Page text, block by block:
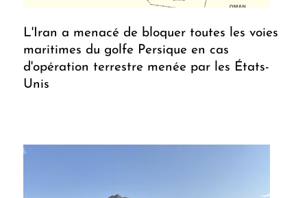
L'Iran a menacé de bloquer toutes les voies
maritimes du golfe Persique en cas
d'opération terrestre menée par les États-
Unis